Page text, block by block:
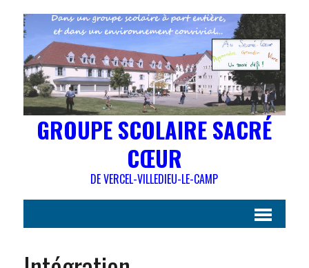
GROUPE SCOLAIRE SACRÉ
CŒUR
DE VERCEL-VILLEDIEU-LE-CAMP